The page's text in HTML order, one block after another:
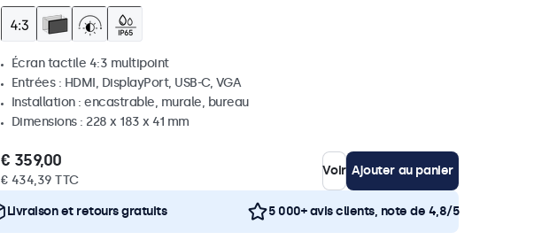
Écran tactile 4:3 multipoint
Entrées : HDMI, DisplayPort, USB-C, VGA
Installation : encastrable, murale, bureau
Dimensions : 228 x 183 x 41 mm
€ 359,00
€ 434,39 TTC
Voir Ajouter au panier
Livraison et retours gratuits 5 000+ avis clients, note de 4,8/5